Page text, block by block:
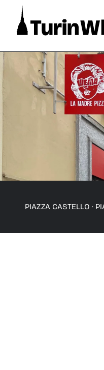
PIAZZA CASTELLO ·